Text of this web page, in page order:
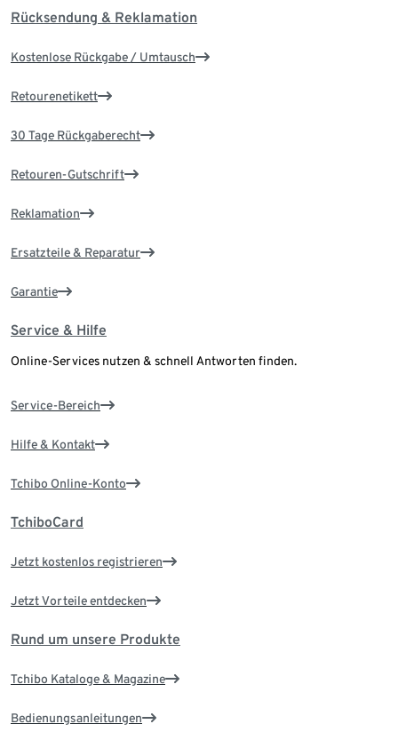
Rücksendung & Reklamation
Kostenlose Rückgabe / Umtausch
Retourenetikett
30 Tage Rückgaberecht
Retouren-Gutschrift
Reklamation
Ersatzteile & Reparatur
Garantie
Service & Hilfe
Online-Services nutzen & schnell Antworten finden.
Service-Bereich
Hilfe & Kontakt
Tchibo Online-Konto
TchiboCard
Jetzt kostenlos registrieren
Jetzt Vorteile entdecken
Rund um unsere Produkte
Tchibo Kataloge & Magazine
Bedienungsanleitungen